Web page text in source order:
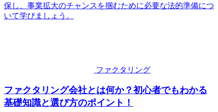
保し、事業拡大のチャンスを掴むために必要な法的準備につ
いて学びましょう。
ファクタリング
ファクタリング会社とは何か？初心者でもわかる
基礎知識と選び方のポイント！